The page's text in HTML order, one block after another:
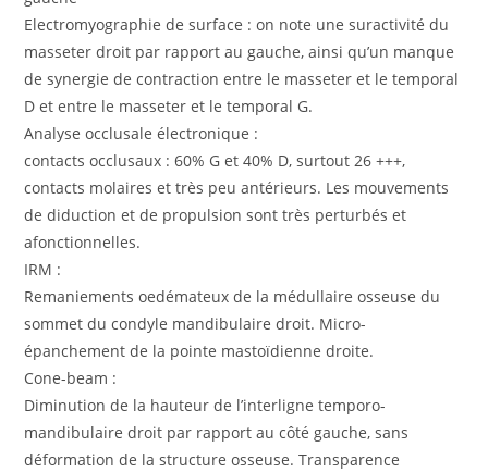
Electromyographie de surface : on note une suractivité du
masseter droit par rapport au gauche, ainsi qu’un manque
de synergie de contraction entre le masseter et le temporal
D et entre le masseter et le temporal G.
Analyse occlusale électronique :
contacts occlusaux : 60% G et 40% D, surtout 26 +++,
contacts molaires et très peu antérieurs. Les mouvements
de diduction et de propulsion sont très perturbés et
afonctionnelles.
IRM :
Remaniements oedémateux de la médullaire osseuse du
sommet du condyle mandibulaire droit. Micro-
épanchement de la pointe mastoïdienne droite.
Cone-beam :
Diminution de la hauteur de l’interligne temporo-
mandibulaire droit par rapport au côté gauche, sans
déformation de la structure osseuse. Transparence